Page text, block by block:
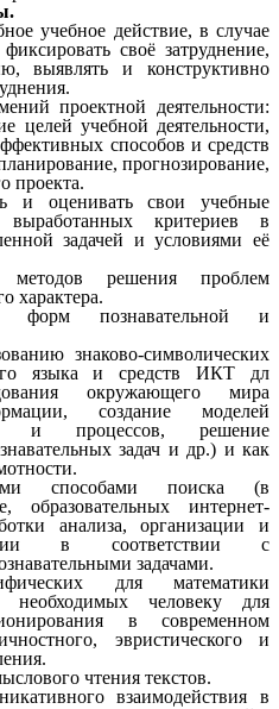
учебное действие, в случае
своё затруднение,
выявлять и конструктивно
проектной деятельности:
целей учебной деятельности,
способов и средств
прогнозирование,
проекта.
и оценивать свои учебные
критериев в
задачей и условиями её
методов решения проблем
характера.
форм познавательной и
знаково-символических
языка и средств ИКТ дл
окружающего мира
создание моделей
и процессов, решение
задач и др.) и как
способами поиска (в
образовательных интернет-
анализа, организации и
в соответствии с
задачами.
для математики
необходимых человеку для
в современном
эвристического и
чтения текстов.
взаимодействия в